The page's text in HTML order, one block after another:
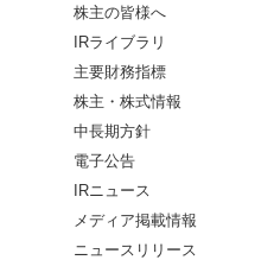
株主の皆様へ
IRライブラリ
主要財務指標
株主・株式情報
中長期方針
電子公告
IRニュース
メディア掲載情報
ニュースリリース